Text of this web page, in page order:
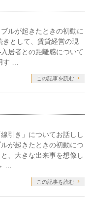
ルが起きたときの初動に
として、賃貸経営の現
居者との距離感について
す …
この記事を読む
引き」についてお話しし
が起きたときの初動につ
、大きな出来事を想像し
…
この記事を読む